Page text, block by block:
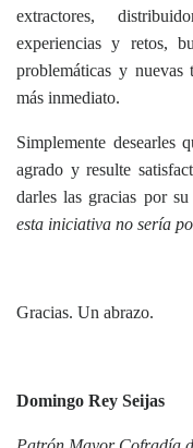
extractores,
experiencias y retos,
problemáticas y nuevas
más inmediato.
Simplemente desearles
agrado y resulte
darles las gracias por
esta iniciativa no sería
Gracias. Un abrazo.
Domingo Rey Seijas